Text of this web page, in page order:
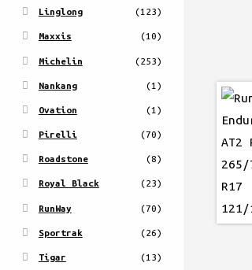
Linglong (123)
Maxxis (10)
Michelin (253)
Nankang (1)
Ovation (1)
Pirelli (70)
Roadstone (8)
Royal Black (23)
RunWay (70)
Sportrak (26)
Tigar (13)